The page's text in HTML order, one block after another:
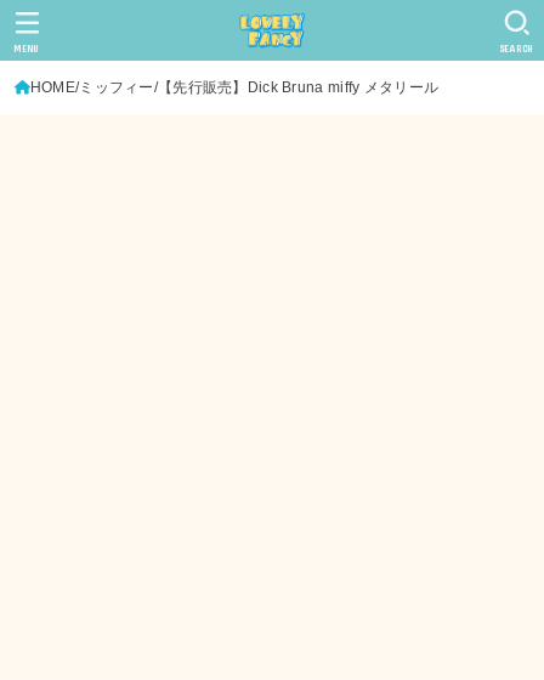
SEARCH
MENU
HOME ミッフィー 【先行販売】Dick Bruna miffy メタリール